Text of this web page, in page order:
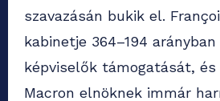
szavazásán bukik el.
kabinetje 364–194
képviselők támogatását, és
Macron elnöknek immár